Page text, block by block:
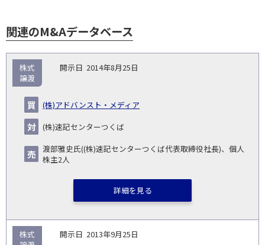
関連のM&Aデータベース
示
い
企
業・
事業
り
種
▽
2014年8月25日
(株)アドバンスト・メディア
(株)速記センターつくば
渡部雅史氏((株)速記センターつくば代表取締役社長)、個人
株主2人
株式
譲渡
詳細を見る
2013年9月25日
株式